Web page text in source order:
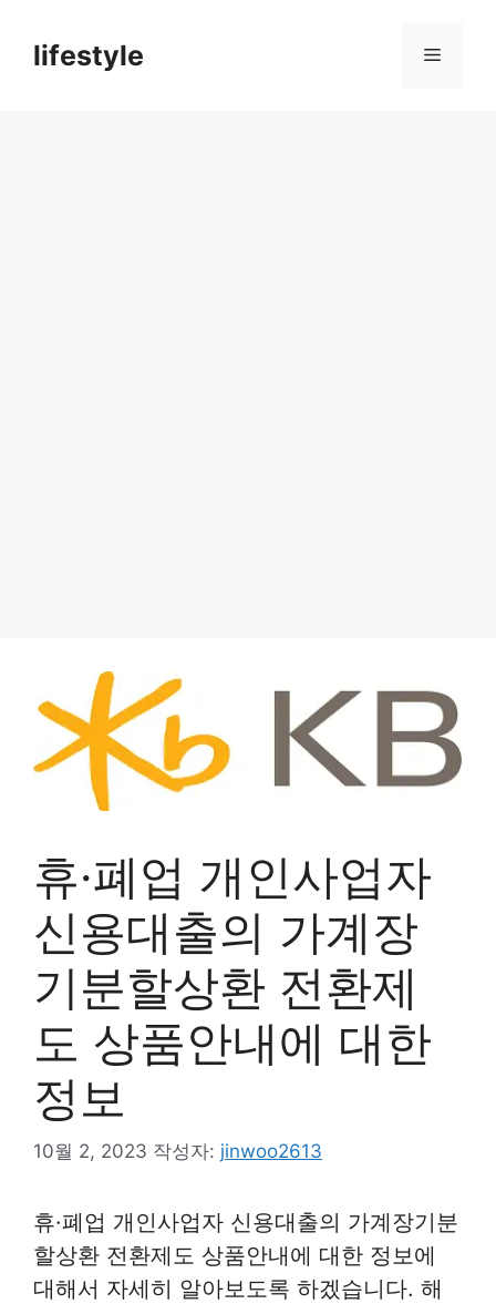
lifestyle 메
휴·폐업 개인사업자
신용대출의 가계장
기분할상환 전환제
도 상품안내에 대한
정보
10월 2, 2023 작성자: jinwoo2613
휴·폐업 개인사업자 신용대출의 가계장기분
할상환 전환제도 상품안내에 대한 정보에
대해서 자세히 알아보도록 하겠습니다. 해